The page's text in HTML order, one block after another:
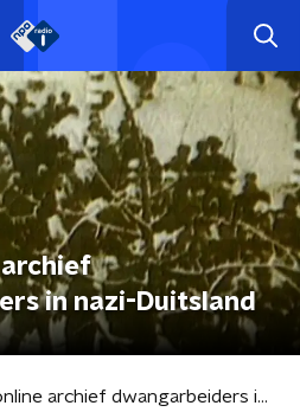
in nazi-Duitsland
Nieuw online archief dwangarbeiders in nazi-Duitsland